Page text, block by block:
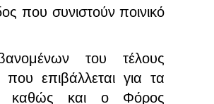
που συνιστούν ποινικό
του τέλους
επιβάλλεται για τα
καθώς και ο Φόρος